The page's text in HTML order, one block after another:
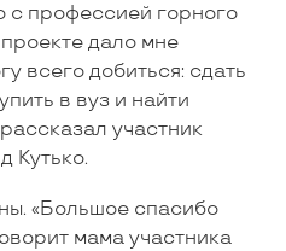
с профессией горного
дало мне
всего добиться: сдать
в вуз и найти
участник
Кутько.
«Большое спасибо
мама участника